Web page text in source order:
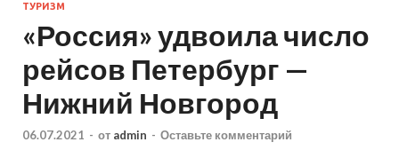
ТУРИЗМ
«Россия» удвоила число
рейсов Петербург —
Нижний Новгород
06.07.2021 - от admin - Оставьте комментарий